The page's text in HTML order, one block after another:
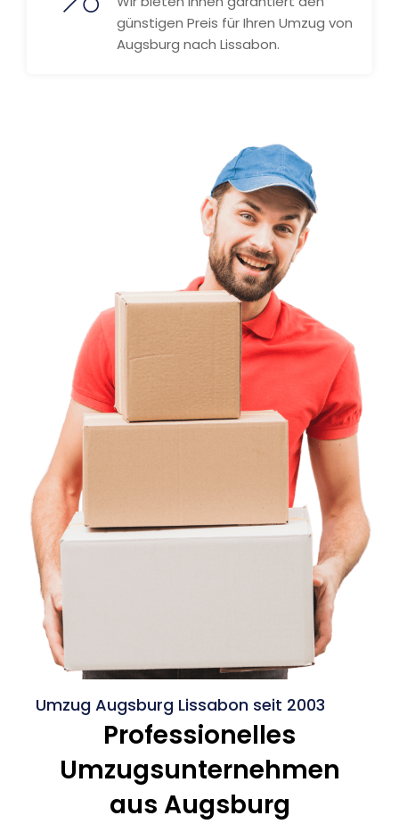
günstigen Preis für Ihren Umzug von
Augsburg nach Lissabon.
Umzug Augsburg Lissabon seit 2003
Professionelles
Umzugsunternehmen
aus Augsburg